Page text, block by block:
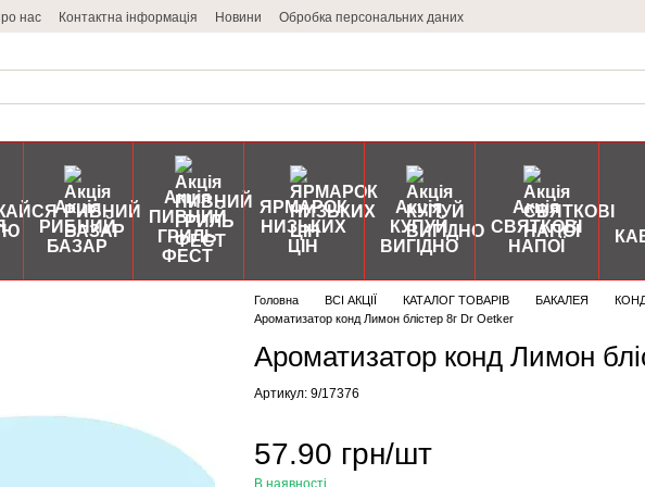
нас Контактна інформація Новини Обробка персональних даних
Акція
РИБНИЙ
БАЗАР
Акція
ПИВНИЙ
ГРИЛЬ
ФЕСТ
ЯРМАРОК
НИЗЬКИХ
ЦІН
Акція
КУПУЙ
ВИГІДНО
Акція
СВЯТКОВІ
НАПОЇ
Головна ВСІ АКЦІЇ КАТАЛОГ ТОВАРІВ БАКАЛЕЯ
Ароматизатор конд Лимон блістер 8г Dr Oetker
Ароматизатор конд Лимон
Артикул: 9/17376
57.90 грн/шт
В наявності